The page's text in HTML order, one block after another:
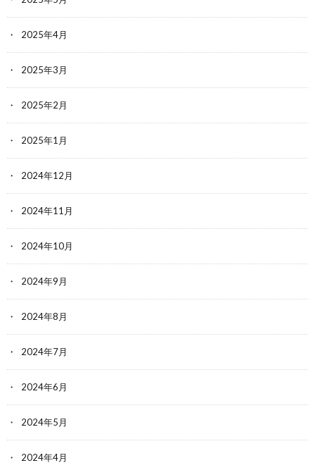
2025年4月
2025年3月
2025年2月
2025年1月
2024年12月
2024年11月
2024年10月
2024年9月
2024年8月
2024年7月
2024年6月
2024年5月
2024年4月